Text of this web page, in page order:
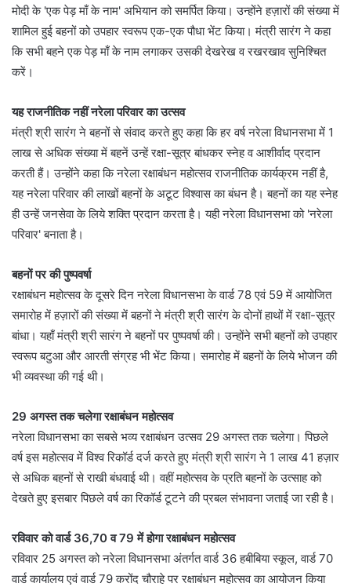
मोदी के 'एक पेड़ माँ के नाम' अभियान को समर्पित किया। उन्होंने हज़ारों की संख्या में
शामिल हुई बहनों को उपहार स्वरूप एक-एक पौधा भेंट किया। मंत्री सारंग ने कहा
कि सभी बहने एक पेड़ माँ के नाम लगाकर उसकी देखरेख व रखरखाव सुनिश्चित
करें।
यह राजनीतिक नहीं नरेला परिवार का उत्सव
मंत्री श्री सारंग ने बहनों से संवाद करते हुए कहा कि हर वर्ष नरेला विधानसभा में 1
लाख से अधिक संख्या में बहनें उन्हें रक्षा-सूत्र बांधकर स्नेह व आशीर्वाद प्रदान
करती हैं। उन्होंने कहा कि नरेला रक्षाबंधन महोत्सव राजनीतिक कार्यक्रम नहीं है,
यह नरेला परिवार की लाखों बहनों के अटूट विश्वास का बंधन है। बहनों का यह स्नेह
ही उन्हें जनसेवा के लिये शक्ति प्रदान करता है। यही नरेला विधानसभा को 'नरेला
परिवार' बनाता है।
बहनों पर की पुष्पवर्षा
रक्षाबंधन महोत्सव के दूसरे दिन नरेला विधानसभा के वार्ड 78 एवं 59 में आयोजित
समारोह में हज़ारों की संख्या में बहनों ने मंत्री श्री सारंग के दोनों हाथों में रक्षा-सूत्र
बांधा। यहाँ मंत्री श्री सारंग ने बहनों पर पुष्पवर्षा की। उन्होंने सभी बहनों को उपहार
स्वरूप बटुआ और आरती संग्रह भी भेंट किया। समारोह में बहनों के लिये भोजन की
भी व्यवस्था की गई थी।
29 अगस्त तक चलेगा रक्षाबंधन महोत्सव
नरेला विधानसभा का सबसे भव्य रक्षाबंधन उत्सव 29 अगस्त तक चलेगा। पिछले
वर्ष इस महोत्सव में विश्व रिकॉर्ड दर्ज करते हुए मंत्री श्री सारंग ने 1 लाख 41 हज़ार
से अधिक बहनों से राखी बंधवाई थी। वहीं महोत्सव के प्रति बहनों के उत्साह को
देखते हुए इसबार पिछले वर्ष का रिकॉर्ड टूटने की प्रबल संभावना जताई जा रही है।
रविवार को वार्ड 36,70 व 79 में होगा रक्षाबंधन महोत्सव
रविवार 25 अगस्त को नरेला विधानसभा अंतर्गत वार्ड 36 हबीबिया स्कूल, वार्ड 70
वार्ड कार्यालय एवं वार्ड 79 करोंद चौराहे पर रक्षाबंधन महोत्सव का आयोजन किया